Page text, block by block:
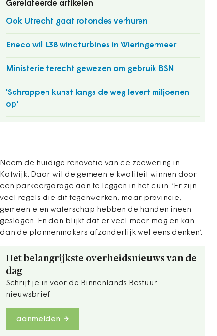
Gerelateerde artikelen
Ook Utrecht gaat rotondes verhuren
Eneco wil 138 windturbines in Wieringermeer
Ministerie terecht gewezen om gebruik BSN
'Schrappen kunst langs de weg levert miljoenen
op'
Neem de huidige renovatie van de zeewering in
Katwijk. Daar wil de gemeente kwaliteit winnen door
een parkeergarage aan te leggen in het duin. ‘Er zijn
veel regels die dit tegenwerken, maar provincie,
gemeente en waterschap hebben de handen ineen
geslagen. En dan blijkt dat er veel meer mag en kan
dan de plannenmakers afzonderlijk wel eens denken’.
Het belangrijkste overheidsnieuws van de
dag
Schrijf je in voor de Binnenlands Bestuur
nieuwsbrief
aanmelden